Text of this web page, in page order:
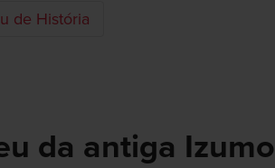
de História
da antiga Izumo